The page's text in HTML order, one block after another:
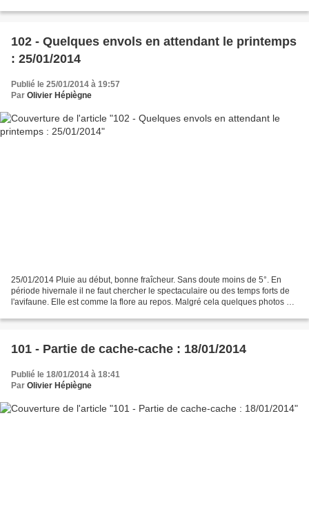
102 - Quelques envols en attendant le printemps
: 25/01/2014
Publié le 25/01/2014 à 19:57
Par Olivier Hépiègne
25/01/2014 Pluie au début, bonne fraîcheur. Sans doute moins de 5°. En
période hivernale il ne faut chercher le spectaculaire ou des temps forts de
l'avifaune. Elle est comme la flore au repos. Malgré cela quelques photos de
101 - Partie de cache-cache : 18/01/2014
Publié le 18/01/2014 à 18:41
Par Olivier Hépiègne